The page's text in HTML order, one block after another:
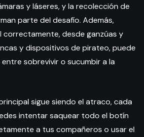
y láseres, y la recolección de
parte del desafío. Además,
correctamente, desde ganzúas y
y dispositivos de pirateo, puede
sobrevivir o sucumbir a la
sigue siendo el atraco, cada
intentar saquear todo el botín
a tus compañeros o usar el